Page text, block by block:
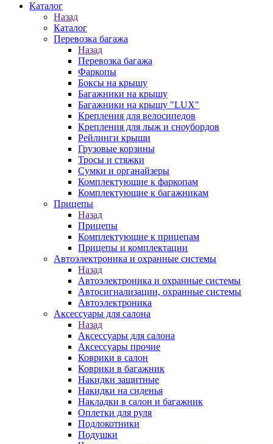
Каталог
Назад
Каталог
Перевозка багажа
Назад
Перевозка багажа
Фаркопы
Боксы на крышу
Багажники на крышу
Багажники на крышу "LUX"
Крепления для велосипедов
Крепления для лыж и сноубордов
Рейлинги крыши
Грузовые корзины
Тросы и стяжки
Сумки и органайзеры
Комплектующие к фаркопам
Комплектующие к багажникам
Прицепы
Назад
Прицепы
Комплектующие к прицепам
Прицепы и комплектации
Автоэлектроника и охранные системы
Назад
Автоэлектроника и охранные системы
Автосигнализации, охранные системы
Автоэлектроника
Аксессуары для салона
Назад
Аксессуары для салона
Аксессуары прочие
Коврики в салон
Коврики в багажник
Накидки защитные
Накидки на сиденья
Накладки в салон и багажник
Оплетки для руля
Подлокотники
Подушки